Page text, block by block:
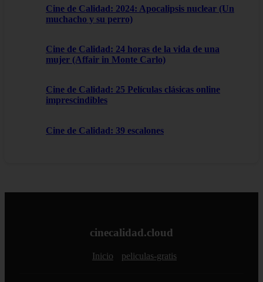
Cine de Calidad: 2024: Apocalipsis nuclear (Un
muchacho y su perro)
Cine de Calidad: 24 horas de la vida de una
mujer (Affair in Monte Carlo)
Cine de Calidad: 25 Películas clásicas online
imprescindibles
Cine de Calidad: 39 escalones
cinecalidad.cloud
Inicio peliculas-gratis